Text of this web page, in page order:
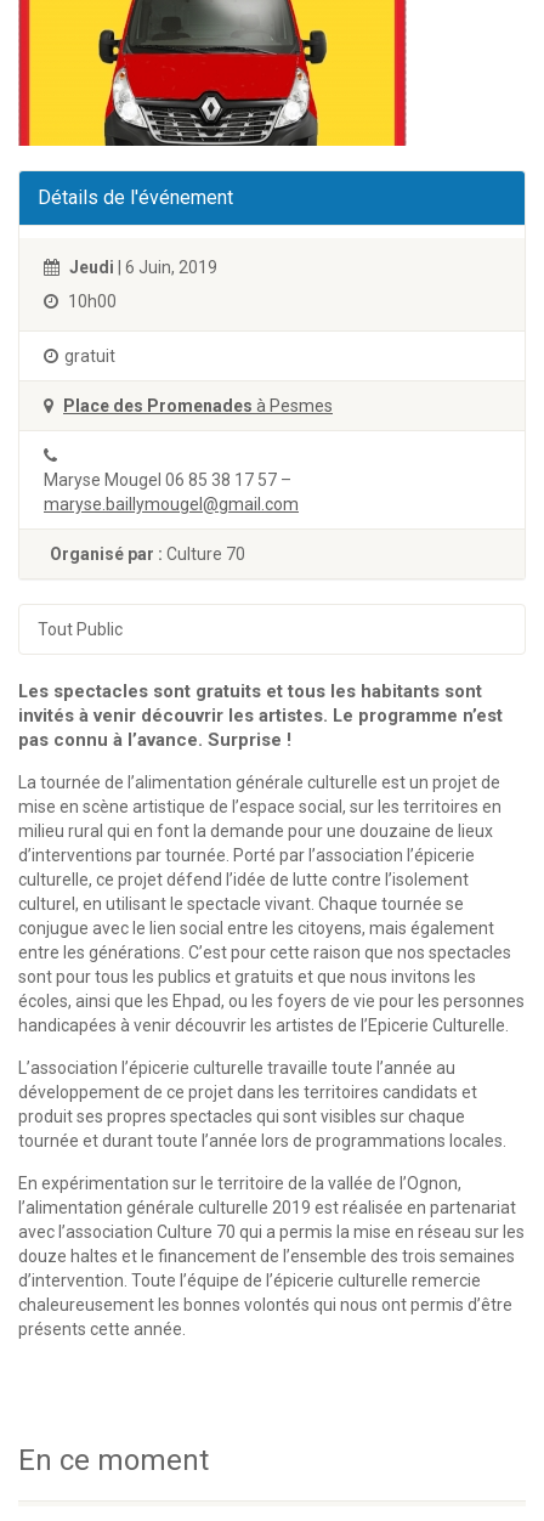
Détails de l'événement
Jeudi | 6 Juin, 2019
10h00
gratuit
Place des Promenades à Pesmes
Maryse Mougel 06 85 38 17 57 –
maryse.baillymougel@gmail.com
Organisé par : Culture 70
Tout Public
Les spectacles sont gratuits et tous les habitants sont
invités à venir découvrir les artistes. Le programme n’est
pas connu à l’avance. Surprise !
La tournée de l’alimentation générale culturelle est un projet de
mise en scène artistique de l’espace social, sur les territoires en
milieu rural qui en font la demande pour une douzaine de lieux
d’interventions par tournée. Porté par l’association l’épicerie
culturelle, ce projet défend l’idée de lutte contre l’isolement
culturel, en utilisant le spectacle vivant. Chaque tournée se
conjugue avec le lien social entre les citoyens, mais également
entre les générations. C’est pour cette raison que nos spectacles
sont pour tous les publics et gratuits et que nous invitons les
écoles, ainsi que les Ehpad, ou les foyers de vie pour les personnes
handicapées à venir découvrir les artistes de l’Epicerie Culturelle.
L’association l’épicerie culturelle travaille toute l’année au
développement de ce projet dans les territoires candidats et
produit ses propres spectacles qui sont visibles sur chaque
tournée et durant toute l’année lors de programmations locales.
En expérimentation sur le territoire de la vallée de l’Ognon,
l’alimentation générale culturelle 2019 est réalisée en partenariat
avec l’association Culture 70 qui a permis la mise en réseau sur les
douze haltes et le financement de l’ensemble des trois semaines
d’intervention. Toute l’équipe de l’épicerie culturelle remercie
chaleureusement les bonnes volontés qui nous ont permis d’être
présents cette année.
En ce moment